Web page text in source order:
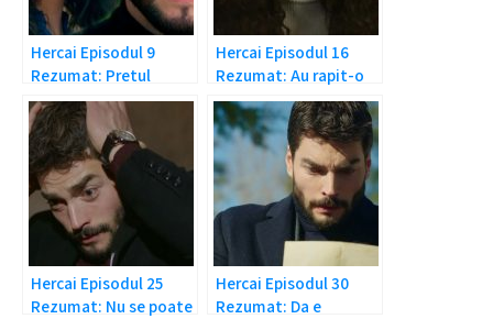
Hercai Episodul 9
Rezumat: Pretul
fericirii lor e urias
Hercai Episodul 16
Rezumat: Au rapit-o
pe Reyyan!
Hercai Episodul 25
Rezumat: Nu se poate
Hercai Episodul 30
Rezumat: Da e